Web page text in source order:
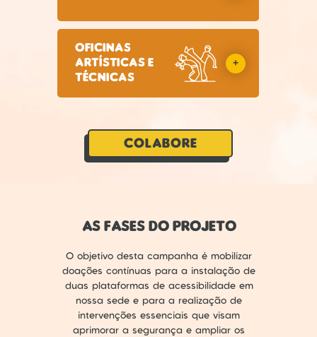
Oficinas
artísticas e
técnicas
+
COLABORE
AS FASES DO PROJETO
O objetivo desta campanha é mobilizar
doações contínuas para a instalação de
duas plataformas de acessibilidade em
nossa sede e para a realização de
intervenções essenciais que visam
aprimorar a segurança e ampliar os